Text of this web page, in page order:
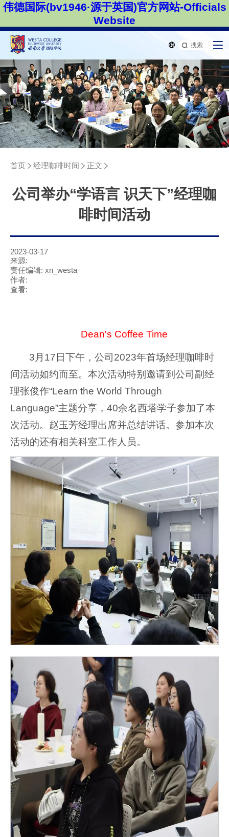
伟德国际(bv1946·源于英国)官方网站-Officials
Website
搜索
首页 经理咖啡时间 正文
公司举办“学语言 识天下”经理咖
啡时间活动
2023-03-17
来源:
责任编辑: xn_westa
作者:
查看:
Dean's Coffee Time
3月17日下午，公司2023年首场经理咖啡时
间活动如约而至。本次活动特别邀请到公司副经
理张俊作“Learn the World Through
Language”主题分享，40余名西塔学子参加了本
次活动。赵玉芳经理出席并总结讲话。参加本次
活动的还有相关科室工作人员。